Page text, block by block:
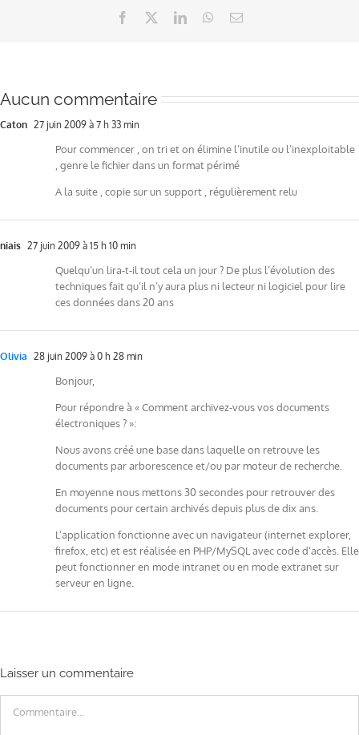
Facebook LinkedInWhatsApp
Email
Aucun commentaire
Caton 27 juin 2009 à 7 h 33 min
Pour commencer , on tri et on élimine l’inutile ou l’inexploitable
, genre le fichier dans un format périmé
A la suite , copie sur un support , régulièrement relu
niais 27 juin 2009 à 15 h 10 min
Quelqu’un lira-t-il tout cela un jour ? De plus l’évolution des
techniques fait qu’il n’y aura plus ni lecteur ni logiciel pour lire
ces données dans 20 ans
Olivia 28 juin 2009 à 0 h 28 min
Bonjour,
Pour répondre à « Comment archivez-vous vos documents
électroniques ? »:
Nous avons créé une base dans laquelle on retrouve les
documents par arborescence et/ou par moteur de recherche.
En moyenne nous mettons 30 secondes pour retrouver des
documents pour certain archivés depuis plus de dix ans.
L’application fonctionne avec un navigateur (internet explorer,
firefox, etc) et est réalisée en PHP/MySQL avec code d’accès. Elle
peut fonctionner en mode intranet ou en mode extranet sur
serveur en ligne.
Laisser un commentaire